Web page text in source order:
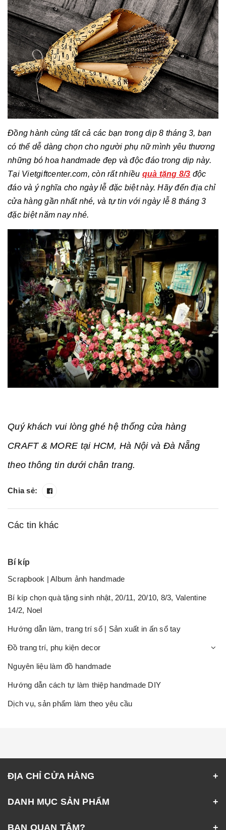
Đồng hành cùng tất cả các bạn trong dịp 8 tháng 3, bạn
có thể dễ dàng chọn cho người phụ nữ mình yêu thương
những bó hoa handmade đẹp và độc đáo trong dịp này.
Tại Vietgiftcenter.com, còn rất nhiều quà tặng 8/3 độc
đáo và ý nghĩa cho ngày lễ đặc biệt này. Hãy đến địa chỉ
cửa hàng gần nhất nhé, và tự tin với ngày lễ 8 tháng 3
đặc biệt năm nay nhé.
Quý khách vui lòng ghé hệ thống cửa hàng
CRAFT & MORE tại HCM, Hà Nội và Đà Nẵng
theo thông tin dưới chân trang.
Chia sẻ:
Các tin khác
Bí kíp
Scrapbook | Album ảnh handmade
Bí kíp chọn quà tặng sinh nhật, 20/11, 20/10, 8/3, Valentine
14/2, Noel
Hướng dẫn làm, trang trí sổ | Sản xuất in ấn sổ tay
Đồ trang trí, phụ kiện decor
Nguyên liệu làm đồ handmade
Hướng dẫn cách tự làm thiệp handmade DIY
Dịch vụ, sản phẩm làm theo yêu cầu
ĐỊA CHỈ CỬA HÀNG
DANH MỤC SẢN PHẨM
BẠN QUAN TÂM?